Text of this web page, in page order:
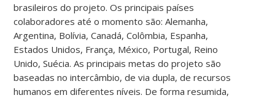
brasileiros do projeto. Os principais países
colaboradores até o momento são: Alemanha,
Argentina, Bolívia, Canadá, Colômbia, Espanha,
Estados Unidos, França, México, Portugal, Reino
Unido, Suécia. As principais metas do projeto são
baseadas no intercâmbio, de via dupla, de recursos
humanos em diferentes níveis. De forma resumida,